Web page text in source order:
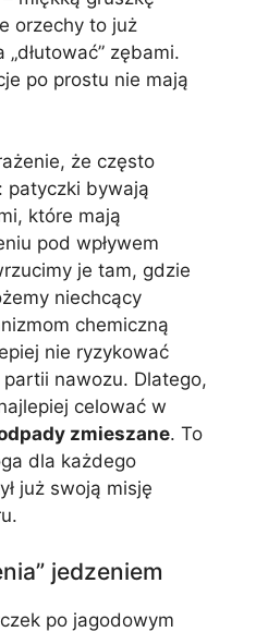
orzechy to już
zębami.
po prostu nie mają
że często
patyczki bywają
które mają
pod wpływem
je tam, gdzie
niechcący
chemiczną
nie ryzykować
partii nawozu. Dlatego,
celować w
zmieszane. To
dla każdego
już swoją misję
jedzeniem
po jagodowym